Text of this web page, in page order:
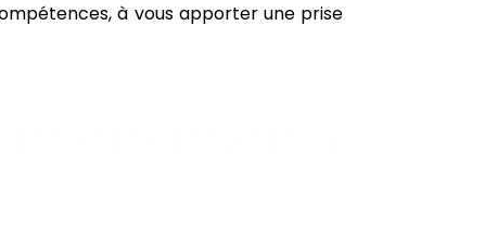
à vous apporter une prise